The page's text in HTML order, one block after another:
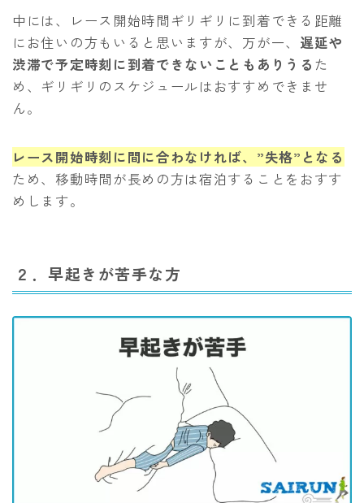
中には、レース開始時間ギリギリに到着できる距離
にお住いの方もいると思いますが、万が一、 遅延や
渋滞で予定時刻に到着できないこともありうる た
め、ギリギリのスケジュールはおすすめできませ
ん。
レース開始時刻に間に合わなければ、”失格”となる
ため、移動時間が長めの方は宿泊することをおすす
めします。
２．早起きが苦手な方